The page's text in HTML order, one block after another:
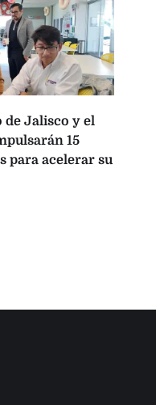
de Jalisco y el
15
para acelerar su